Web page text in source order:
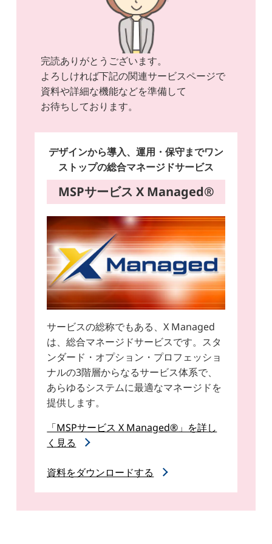
完読ありがとうございます。
よろしければ下記の関連サービスページで
資料や詳細な機能などを準備して
お待ちしております。
デザインから導入、運用・保守までワン
ストップの総合マネージドサービス
MSPサービス X Managed®
サービスの総称でもある、X Managed
は、総合マネージドサービスです。スタ
ンダード・オプション・プロフェッショ
ナルの3階層からなるサービス体系で、
あらゆるシステムに最適なマネージドを
提供します。
「MSPサービス X Managed®」を詳し
く見る
資料をダウンロードする